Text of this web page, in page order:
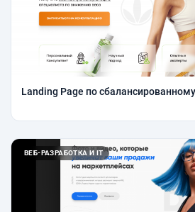
Landing Page по
ВЕБ-РАЗРАБОТКА И IT